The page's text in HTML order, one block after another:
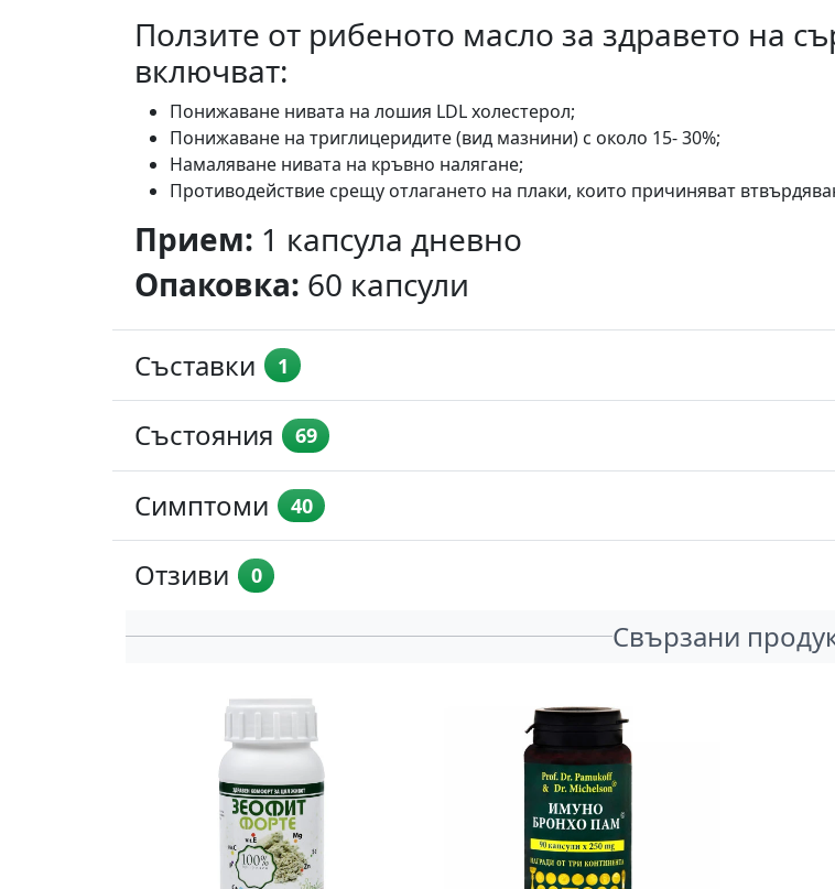
Ползите от рибеното масло за здравето на
включват:
Понижаване нивата на лошия LDL холестерол;
Понижаване на триглицеридите (вид мазнини) с около 15- 30%;
Намаляване нивата на кръвно налягане;
Противодействие срещу отлагането на плаки, които причиняват
Прием: 1 капсула дневно
Опаковка: 60 капсули
Съставки 1
Състояния 69
Симптоми 40
Отзиви 0
Свързани